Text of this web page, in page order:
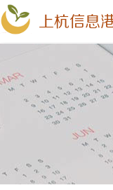
上杭信息